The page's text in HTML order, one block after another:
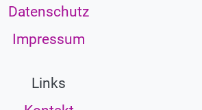
Datenschutz
Impressum
Links